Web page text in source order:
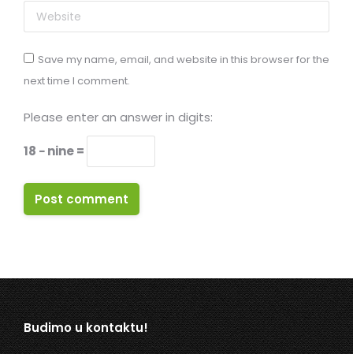
Website
Save my name, email, and website in this browser for the
next time I comment.
Please enter an answer in digits:
18 − nine =
Post comment
Budimo u kontaktu!